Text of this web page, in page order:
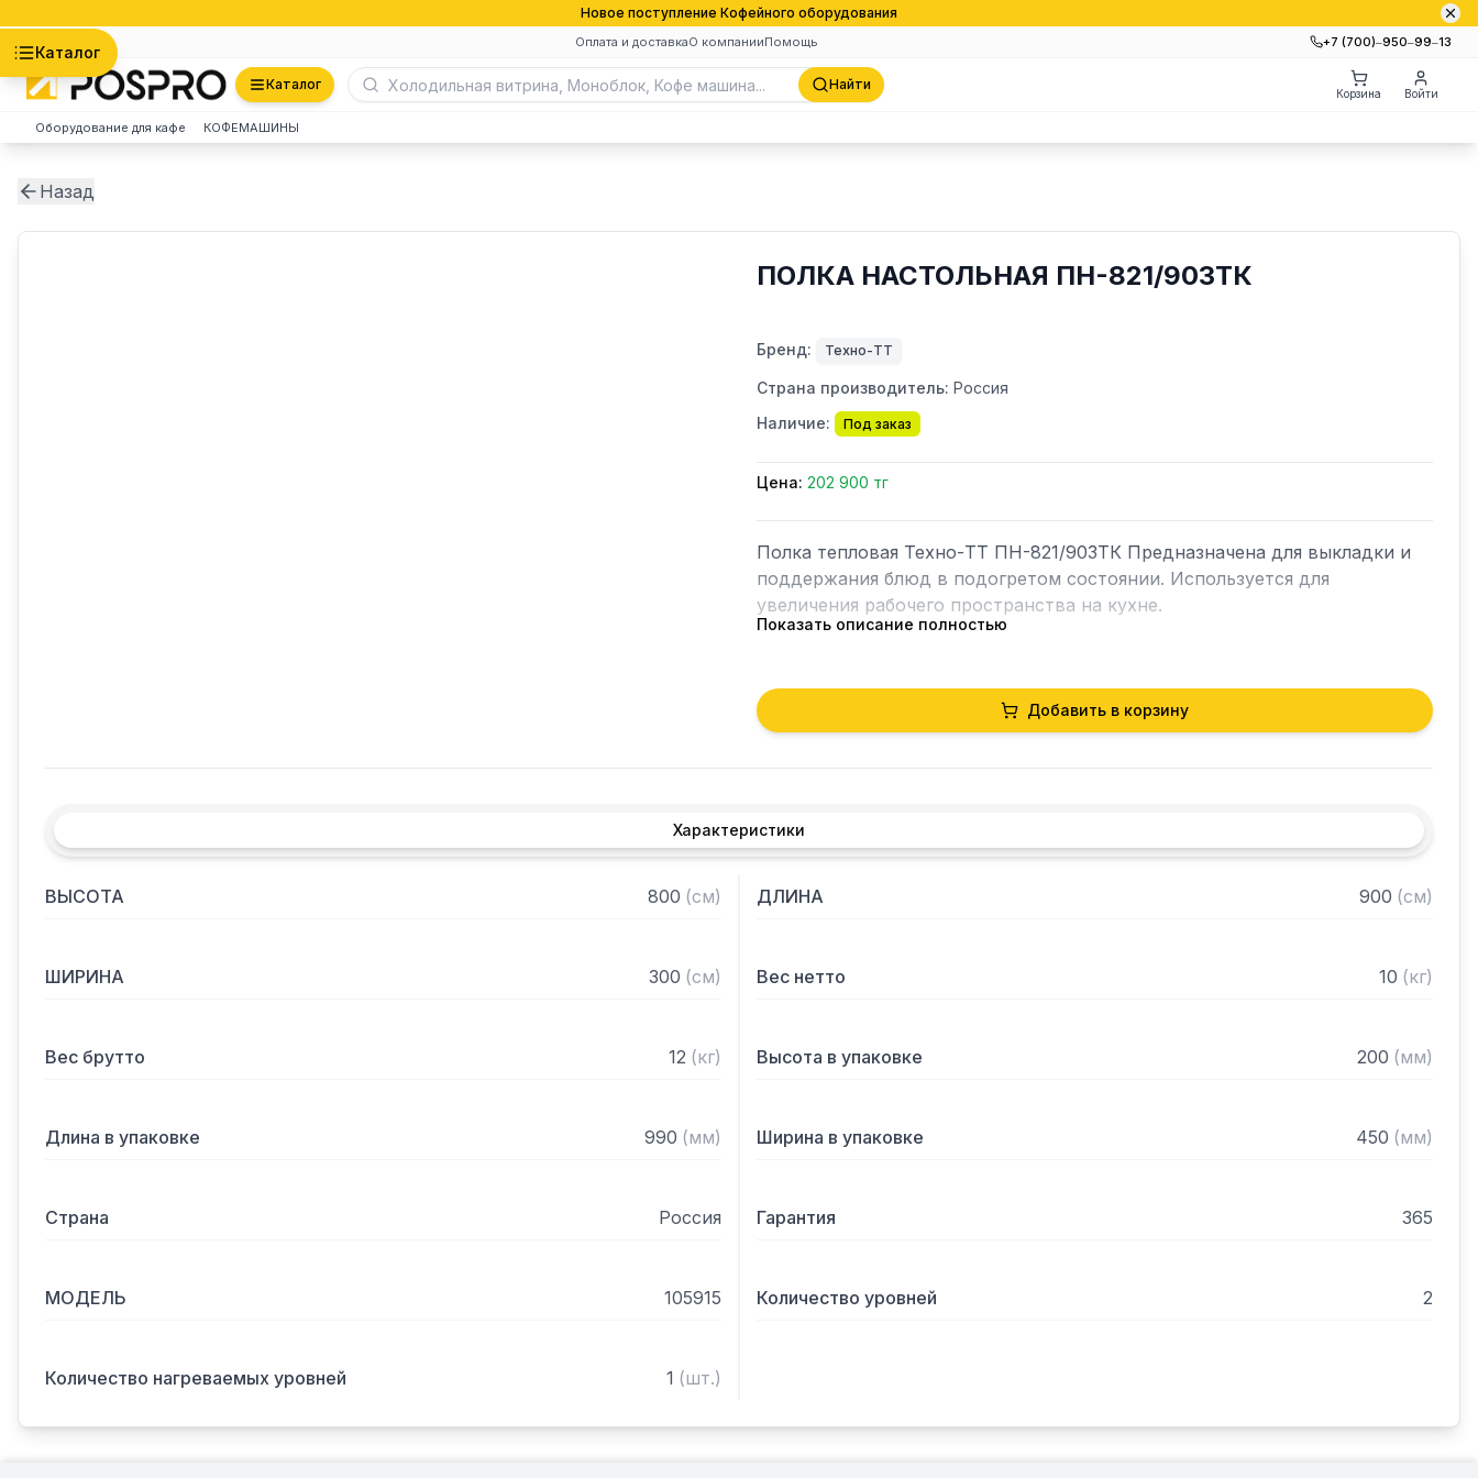
Новое поступление Кофейного оборудования
Оплата и доставкаО компанииПомощь +7 (700)‒950‒99‒13
Каталог
Каталог Найти
Корзина Войти
Оборудование для кафе КОФЕМАШИНЫ
Назад
ПОЛКА НАСТОЛЬНАЯ ПН-821/903ТК
Бренд: Техно-ТТ
Страна производитель: Россия
Наличие:
Под заказ
Цена: 202 900 тг
Полка тепловая Техно-ТТ ПН-821/903ТК Предназначена для выкладки и
поддержания блюд в подогретом состоянии. Используется для
увеличения рабочего пространства на кухне.
— Настольная установка
— Верхний уровень с подогревом, нижний без подогрева
— Полки из нержавеющей стали марки AISI 304 толщиной 0,8 мм
— Разборная конструкция
Показать описание полностью
Добавить в корзину
Характеристики
ВЫСОТА 800 (см) ДЛИНА 900 (см)
ШИРИНА 300 (см) Вес нетто 10 (кг)
Вес брутто 12 (кг) Высота в упаковке 200 (мм)
Длина в упаковке 990 (мм) Ширина в упаковке 450 (мм)
Страна Россия Гарантия 365
МОДЕЛЬ 105915 Количество уровней 2
Количество нагреваемых уровней 1 (шт.)